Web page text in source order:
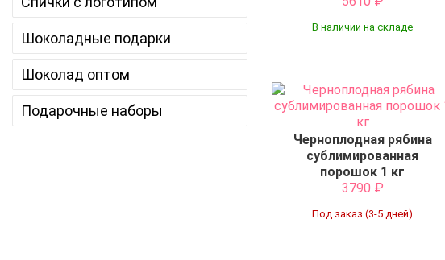
Шоколадные подарки
Шоколад оптом
Подарочные наборы
В наличии на складе
Черноплодная рябина
сублимированная
порошок 1 кг
3790 ₽
Под заказ (3-5 дней)